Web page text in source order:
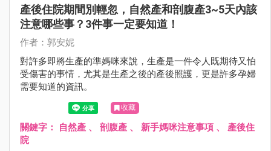
產後住院期間別輕忽，自然產和剖腹產3~5天內該
注意哪些事？3件事一定要知道！
作者：郭安妮
對許多即將生產的準媽咪來說，生產是一件令人既期待又怕
受傷害的事情，尤其是生產之後的產後照護，更是許多孕婦
需要知道的資訊。
收藏
關鍵字： 自然產 、 剖腹產 、 新手媽咪注意事項 、 產後住
院